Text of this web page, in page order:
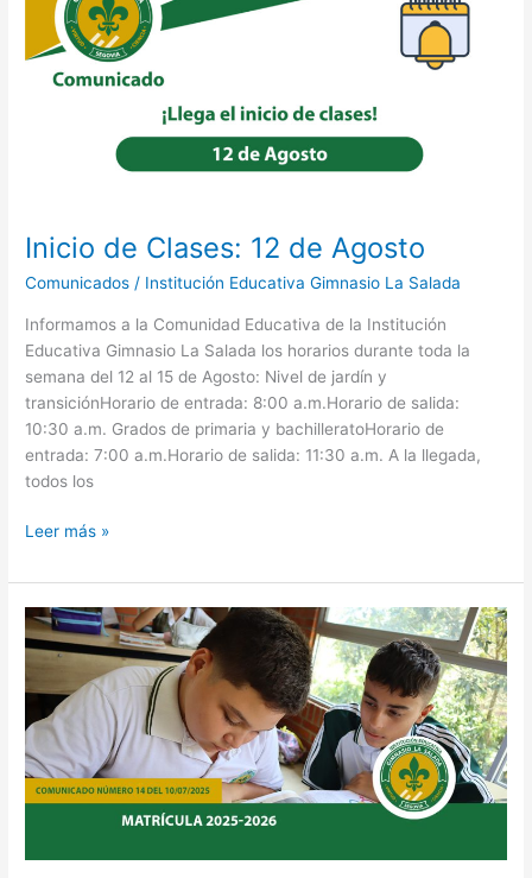
Inicio de Clases: 12 de Agosto
Comunicados / Institución Educativa Gimnasio La Salada
Informamos a la Comunidad Educativa de la Institución
Educativa Gimnasio La Salada los horarios durante toda la
semana del 12 al 15 de Agosto: Nivel de jardín y
transiciónHorario de entrada: 8:00 a.m.Horario de salida:
10:30 a.m. Grados de primaria y bachilleratoHorario de
entrada: 7:00 a.m.Horario de salida: 11:30 a.m. A la llegada,
todos los
Clases:
Leer más »
Matrícula
2025-